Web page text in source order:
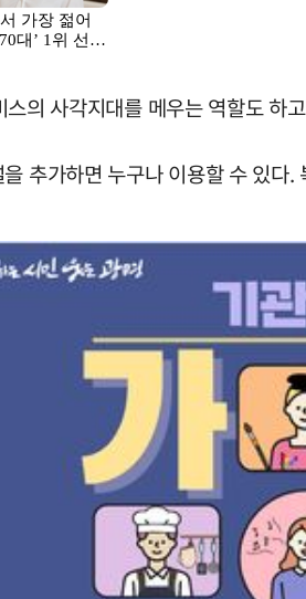
의 사각지대를 메우는 역할도 하
추가하면 누구나 이용할 수 있다